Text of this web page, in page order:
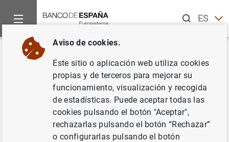
ESEN
Inicio Noticias y eventos
Volver
Estado financiero consolidado
del Eurosistema a 21 de agosto
de 2009
Aviso de cookies.
Este sitio o aplicación web utiliza cookies
propias y de terceros para mejorar su
funcionamiento, visualización y recogida
de estadísticas. Puede aceptar todas las
cookies pulsando el botón "Aceptar",
rechazarlas pulsando el botón “Rechazar”
o configurarlas pulsando el botón